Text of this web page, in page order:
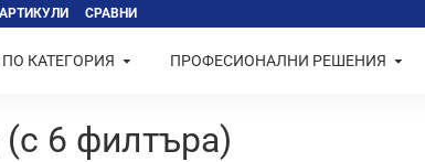
СРАВНИ
КАТЕГОРИЯ ПРОФЕСИОНАЛНИ РЕШЕНИЯ
6 филтъра)